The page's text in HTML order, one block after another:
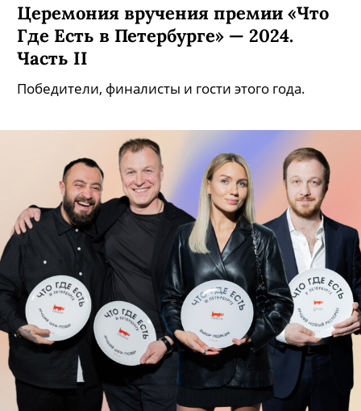
Церемония вручения премии «Что
Где Есть в Петербурге» — 2024.
Часть II
Победители, финалисты и гости этого года.